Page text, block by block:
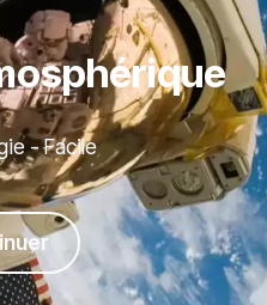
- Facile